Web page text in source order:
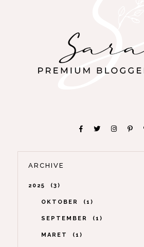
ARCHIVE
2025 3
OKTOBER 1
SEPTEMBER 1
MARET 1